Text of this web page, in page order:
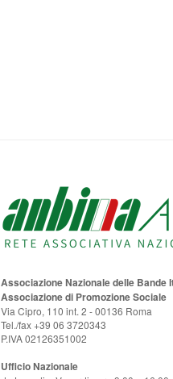
Associazione Nazionale delle Bande
Associazione di Promozione Sociale
Via Cipro, 110 int. 2 - 00136 Roma
Tel./fax +39 06 3720343
P.IVA 02126351002
Ufficio Nazionale